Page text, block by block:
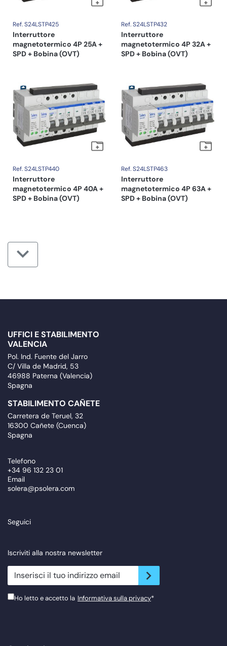
Ref. S24LSTP425
Interruttore
magnetotermico 4P 25A +
SPD + Bobina (OVT)
Ref. S24LSTP432
Interruttore
magnetotermico 4P 32A +
SPD + Bobina (OVT)
Ref. S24LSTP440
Interruttore
magnetotermico 4P 40A +
SPD + Bobina (OVT)
Ref. S24LSTP463
Interruttore
magnetotermico 4P 63A +
SPD + Bobina (OVT)
UFFICI E STABILIMENTO
VALENCIA
Pol. Ind. Fuente del Jarro
C/ Villa de Madrid, 53
46988 Paterna (Valencia)
Spagna
STABILIMENTO CAÑETE
Carretera de Teruel, 32
16300 Cañete (Cuenca)
Spagna
Telefono
+34 96 132 23 01
Email
solera@psolera.com
Seguici
Iscriviti alla nostra newsletter
newsletter.suscribe
Ho letto e accetto la Informativa sulla privacy*